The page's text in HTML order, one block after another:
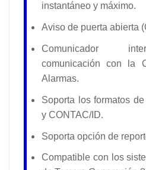
instantáneo y máximo.
Aviso de puerta abierta
Comunicador
comunicación con la
Alarmas.
Soporta los formatos
y CONTAC/ID.
Soporta opción de
Compatible con los